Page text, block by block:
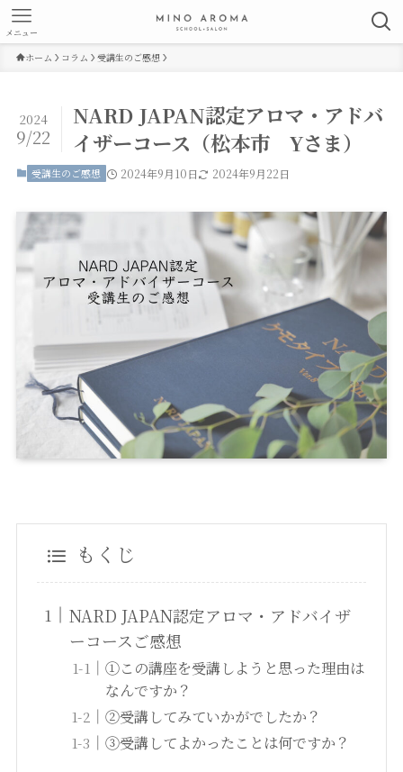
メニュー
ホーム コラム 受講生のご感想
NARD JAPAN認定アロマ・アドバ
イザーコース（松本市 Yさま）
2024
9/22
受講生のご感想 2024年9月10日 2024年9月22日
もくじ
NARD JAPAN認定アロマ・アドバイザ
ーコースご感想
①この講座を受講しようと思った理由は
なんですか？
②受講してみていかがでしたか？
③受講してよかったことは何ですか？